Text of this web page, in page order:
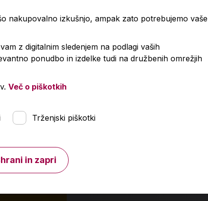
nakupovalno izkušnjo, ampak zato potrebujemo vaše
z digitalnim sledenjem na podlagi vaših
ponudbo in izdelke tudi na družbenih omrežjih
Več o piškotkih
Trženjski piškotki
in zapri